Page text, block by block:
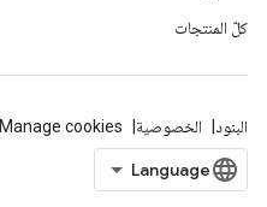
كلّ المنتجات
البنود الخصوصية Manage cookies